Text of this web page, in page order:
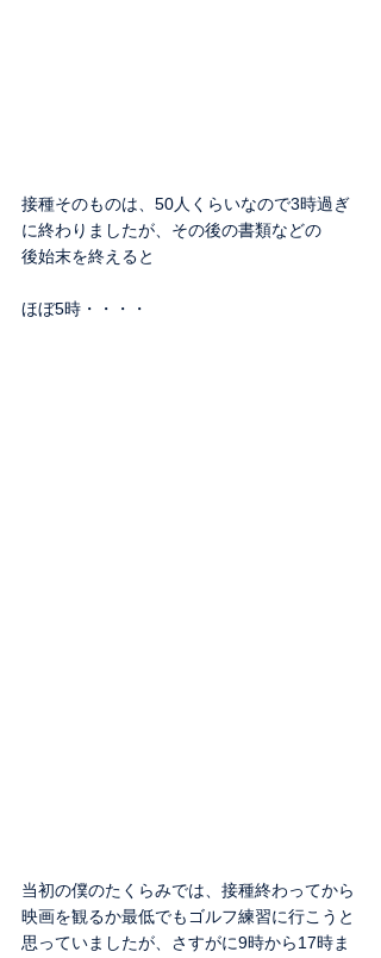
接種そのものは、50人くらいなので3時過ぎ
に終わりましたが、その後の書類などの
後始末を終えると
ほぼ5時・・・・
当初の僕のたくらみでは、接種終わってから
映画を観るか最低でもゴルフ練習に行こうと
思っていましたが、さすがに9時から17時ま